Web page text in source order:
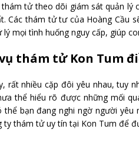
tử theo dõi giám sát quản lý
Các thám tử tư của Hoàng Cầu
lý mọi tình huống nguy cấp, giúp
thám tử Kon Tum
rất nhiều cặp đôi yêu nhau, tuy
thể hiểu rõ được những mối
thể bạn đang nghi ngờ người
ty thám tử uy tín tại Kon Tum để